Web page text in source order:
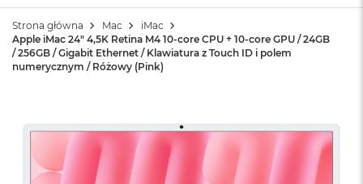
Strona główna Mac
iMac
Apple iMac 24" 4,5K Retina M4 10-core CPU + 10-core GPU / 24GB
/ 256GB / Gigabit Ethernet / Klawiatura z Touch ID i polem
numerycznym / Różowy (Pink)